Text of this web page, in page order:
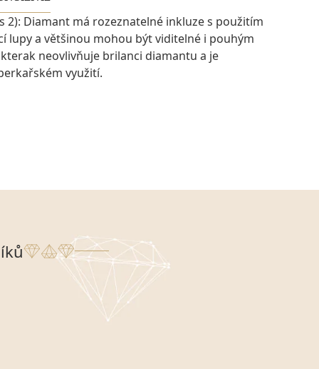
2): Diamant má rozeznatelné inkluze s použitím
lupy a většinou mohou být viditelné i pouhým
neovlivňuje brilanci diamantu a je
využití.